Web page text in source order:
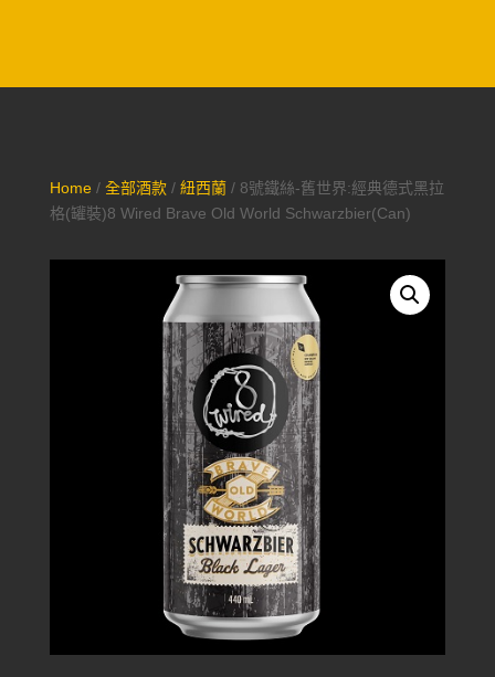
Home/ 全部酒款/ 紐西蘭/ 8號鐵絲-舊世界:經典德式黑拉
格(罐裝)8 Wired Brave Old World Schwarzbier(Can)